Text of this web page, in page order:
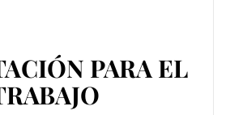
PARA EL